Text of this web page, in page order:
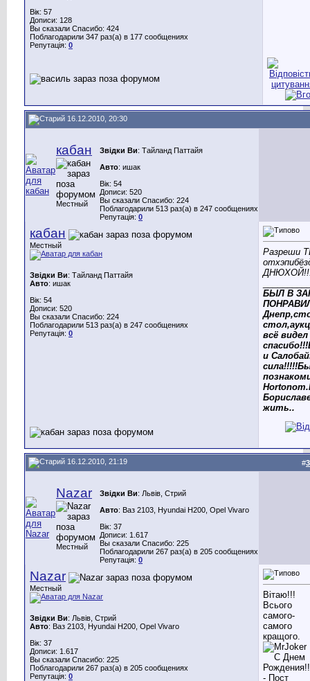
Вік: 57
Дописи: 128
Вы сказали Спасибо: 424
Поблагодарили 347 раз(а) в 177 сообщениях
Репутація: 0
16.12.2010, 20:30
кабан
Местный
Звідки Ви: Тайланд Паттайя
Авто: ишак
Вік: 54
Дописи: 520
Вы сказали Спасибо: 224
Поблагодарили 513 раз(а) в 247 сообщениях
Репутація: 0
кабан
Местный
Звідки Ви: Тайланд Паттайя
Авто: ишак
Вік: 54
Дописи: 520
Вы сказали Спасибо: 224
Поблагодарили 513 раз(а) в 247 сообщениях
Репутація: 0
Разреши
БЫЛ В
всё
и
жить..
16.12.2010, 21:19 #
Nazar
Местный
Звідки Ви: Львів, Стрий
Авто: Ваз 2103, Hyundai H200, Opel Vivaro
Вік: 37
Дописи: 1.617
Вы сказали Спасибо: 225
Поблагодарили 267 раз(а) в 205 сообщениях
Репутація: 0
Nazar
Местный
Звідки Ви: Львів, Стрий
Авто: Ваз 2103, Hyundai H200, Opel Vivaro
Вік: 37
Дописи: 1.617
Вы сказали Спасибо: 225
Поблагодарили 267 раз(а) в 205 сообщениях
Репутація: 0
Вітаю!!!
Всього
самого-
самого
кращого.